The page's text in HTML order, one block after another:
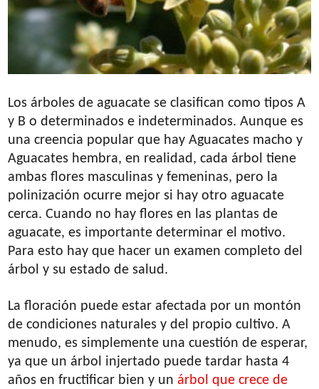
Los árboles de aguacate se clasifican como tipos A
y B o determinados e indeterminados. Aunque es
una creencia popular que hay Aguacates macho y
Aguacates hembra, en realidad, cada árbol tiene
ambas flores masculinas y femeninas, pero la
polinización ocurre mejor si hay otro aguacate
cerca. Cuando no hay flores en las plantas de
aguacate, es importante determinar el motivo.
Para esto hay que hacer un examen completo del
árbol y su estado de salud.
La floración puede estar afectada por un montón
de condiciones naturales y del propio cultivo. A
menudo, es simplemente una cuestión de esperar,
ya que un árbol injertado puede tardar hasta 4
años en fructificar bien y unárbol que crece de